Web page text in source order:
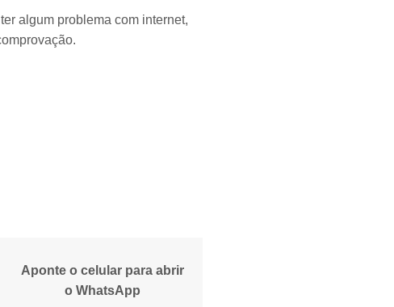
algum problema com internet,
Aponte o celular para abrir
o WhatsApp